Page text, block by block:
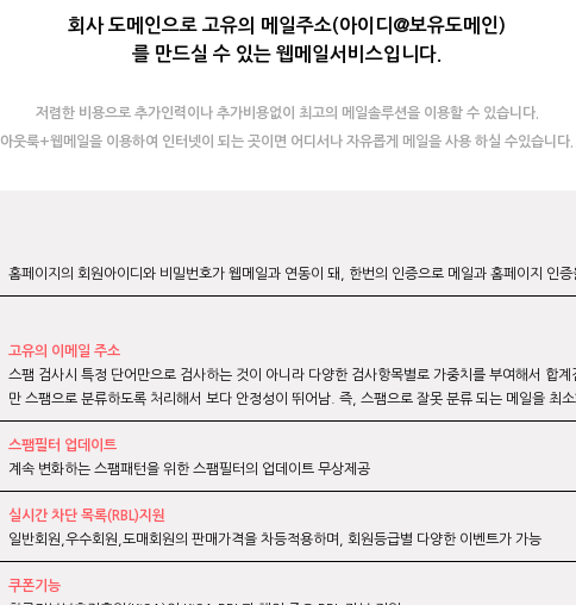
회사 도메인으로 고유의 메일주소(아이디@보유도메인)
를 만드실 수 있는 웹메일서비스입니다.
저렴한 비용으로 추가인력이나 추가비용없이 최고의 메일솔루션을 이용할 수 있습니다.
아웃룩+웹메일을 이용하여 인터넷이 되는 곳이면 어디서나 자유롭게 메일을 사용 하실 수있습니다.
홈페이지의 회원아이디와 비밀번호가 웹메일과 연동이 돼, 한번의 인증으로 메일과 홈페이지 인증
고유의 이메일 주소
스팸 검사시 특정 단어만으로 검사하는 것이 아니라 다양한 검사항목별로 가중치를 부여해서 합계
만 스팸으로 분류하도록 처리해서 보다 안정성이 뛰어남. 즉, 스팸으로 잘못 분류 되는 메일을 최
스팸필터 업데이트
계속 변화하는 스팸패턴을 위한 스팸필터의 업데이트 무상제공
실시간 차단 목록(RBL)지원
일반회원,우수회원,도매회원의 판매가격을 차등적용하며, 회원등급별 다양한 이벤트가 가능
쿠폰기능